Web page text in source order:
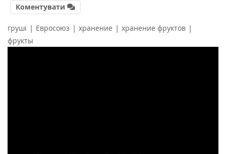
Коментувати
груші | Евросоюз | хранение | хранение фруктов |
фрукты